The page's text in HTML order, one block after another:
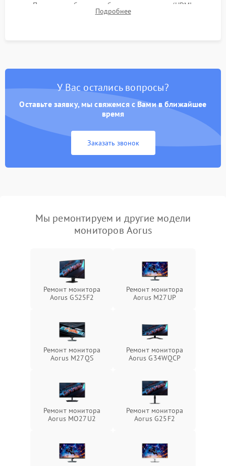
Проверка работоспособности всех портов (HDMI,
DisplayPort, VGA) и кнопок управления под нагрузкой в
Подробнее
У Вас остались вопросы?
Оставьте заявку, мы свяжемся с Вами в ближайшее
время
Заказать звонок
Мы ремонтируем и другие модели
мониторов Aorus
Ремонт монитора
Aorus GS25F2
Ремонт монитора
Aorus M27UP
Ремонт монитора
Aorus M27QS
Ремонт монитора
Aorus G34WQCP
Ремонт монитора
Aorus MO27U2
Ремонт монитора
Aorus G25F2